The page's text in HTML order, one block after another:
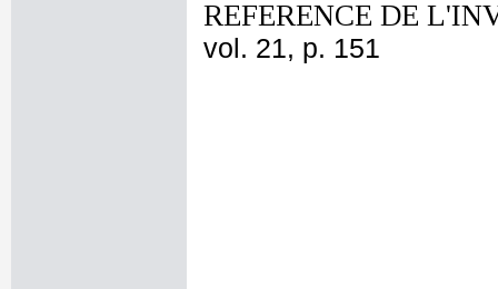
REFERENCE DE
vol. 21, p. 151